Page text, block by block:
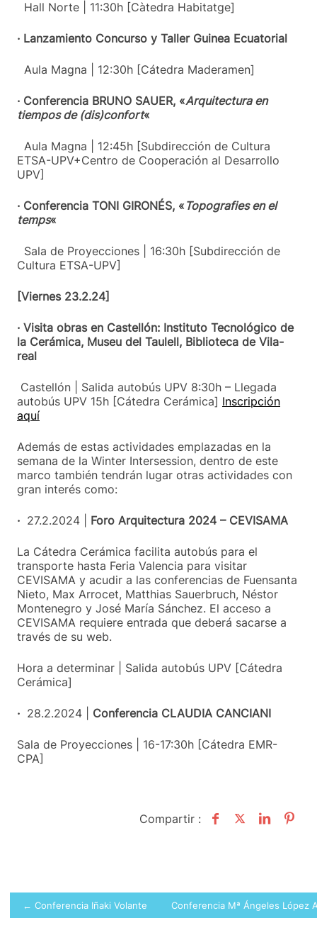
Hall Norte | 11:30h [Càtedra Habitatge]
· Lanzamiento Concurso y Taller Guinea Ecuatorial
Aula Magna | 12:30h [Cátedra Maderamen]
· Conferencia BRUNO SAUER, «Arquitectura en
tiempos de (dis)confort«
Aula Magna | 12:45h [Subdirección de Cultura
ETSA-UPV+Centro de Cooperación al Desarrollo
UPV]
· Conferencia TONI GIRONÉS, « Topografies en el
temps«
Sala de Proyecciones | 16:30h [Subdirección de
Cultura ETSA-UPV]
[Viernes 23.2.24]
· Visita obras en Castellón: Instituto Tecnológico de
la Cerámica, Museu del Taulell, Biblioteca de Vila-
real
Castellón | Salida autobús UPV 8:30h – Llegada
autobús UPV 15h [Cátedra Cerámica] Inscripción
aquí
Además de estas actividades emplazadas en la
semana de la Winter Intersession, dentro de este
marco también tendrán lugar otras actividades con
gran interés como:
· 27.2.2024 | Foro Arquitectura 2024 – CEVISAMA
La Cátedra Cerámica facilita autobús para el
transporte hasta Feria Valencia para visitar
CEVISAMA y acudir a las conferencias de Fuensanta
Nieto, Max Arrocet, Matthias Sauerbruch, Néstor
Montenegro y José María Sánchez. El acceso a
CEVISAMA requiere entrada que deberá sacarse a
través de su web.
Hora a determinar | Salida autobús UPV [Cátedra
Cerámica]
· 28.2.2024 | Conferencia CLAUDIA CANCIANI
Sala de Proyecciones | 16-17:30h [Cátedra EMR-
CPA]
Compartir :
Navegación
de
← Conferencia Iñaki Volante Conferencia Mª Ángeles López